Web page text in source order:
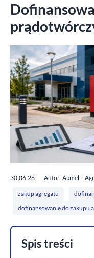
otrzymać
30.06.26 Autor: Akmel –
zakup agregatu
dofinansowanie do zakupu
Spis treści